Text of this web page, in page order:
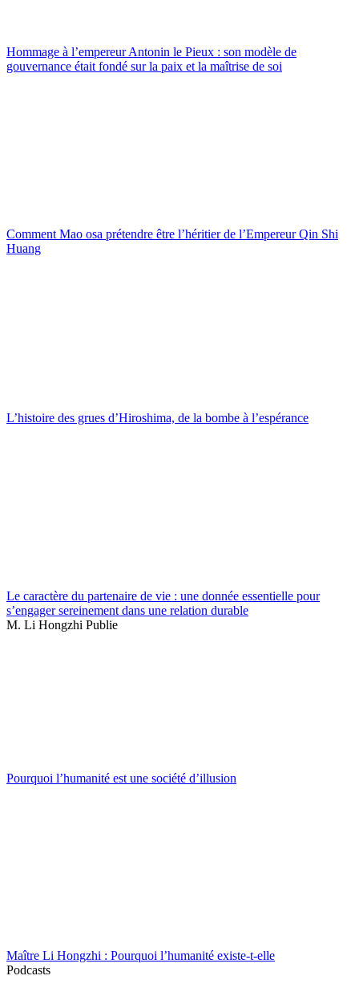
Hommage à l’empereur Antonin le Pieux : son modèle de
gouvernance était fondé sur la paix et la maîtrise de soi
Comment Mao osa prétendre être l’héritier de l’Empereur Qin Shi
Huang
L’histoire des grues d’Hiroshima, de la bombe à l’espérance
Le caractère du partenaire de vie : une donnée essentielle pour
s’engager sereinement dans une relation durable
M. Li Hongzhi Publie
Pourquoi l’humanité est une société d’illusion
Maître Li Hongzhi : Pourquoi l’humanité existe-t-elle
Podcasts